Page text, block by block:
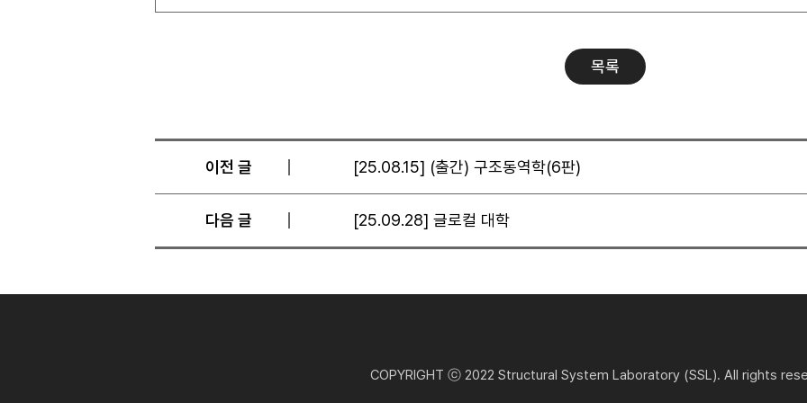
목록
이전 글 [25.08.15] (출간) 구조동역학(6판)
다음 글 [25.09.28] 글로컬 대학
COPYRIGHT ⓒ 2022 Structural System Laboratory (SSL). All rights